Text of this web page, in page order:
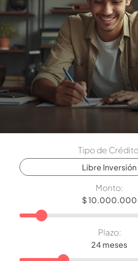
Tipo de
Libre Inversión
Monto:
Plazo: